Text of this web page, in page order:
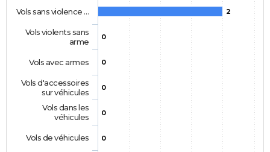
2
0
0
0
0
0
Vols sans violence …
Vols violents sans
arme
Vols avec armes
Vols d'accessoires
sur véhicules
Vols dans les
véhicules
Vols de véhicules